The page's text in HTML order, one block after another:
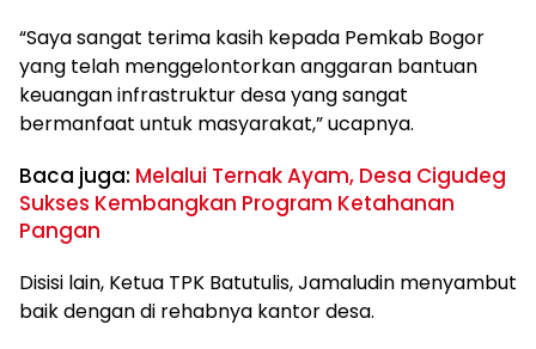
“Saya sangat terima kasih kepada Pemkab Bogor
yang telah menggelontorkan anggaran bantuan
keuangan infrastruktur desa yang sangat
bermanfaat untuk masyarakat,” ucapnya.
Baca juga: Melalui Ternak Ayam, Desa Cigudeg
Sukses Kembangkan Program Ketahanan
Pangan
Disisi lain, Ketua TPK Batutulis, Jamaludin menyambut
baik dengan di rehabnya kantor desa.